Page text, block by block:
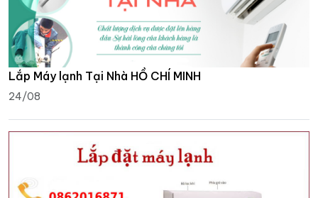
Lắp Máy lạnh Tại Nhà HỒ CHÍ MINH
24/08